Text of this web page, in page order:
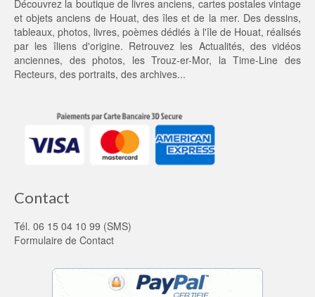
0,
0
0 €.
Découvrez la boutique de livres anciens, cartes postales vintage
et objets anciens de Houat, des îles et de la mer. Des dessins,
tableaux, photos, livres, poèmes dédiés à l'île de Houat, réalisés
par les îliens d'origine. Retrouvez les Actualités, des vidéos
anciennes, desphotos, lesTrouz-er-Mor, laTime-Line des
Recteurs, des portraits, des archives...
Contact
Tél. 06 15 04 10 99 (SMS)
Formulaire de Contact